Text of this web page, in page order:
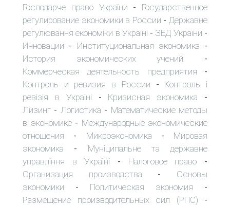
Господарче право України - Государственное
регулирование экономики в России - Державне
регулювання економіки в Україні - ЗЕД України -
Инновации - Институциональная экономика -
История экономических учений -
Коммерческая деятельность предприятия -
Контроль и ревизия в России - Контроль і
ревізія в Україні - Кризисная экономика -
Лизинг - Логистика - Математические методы
в экономике - Международные экономические
отношения - Микроэкономика - Мировая
экономика - Муніципальне та державне
управління в Україні - Налоговое право -
Организация производства - Основы
экономики - Политическая экономия -
Размещение производительных сил (РПС) -